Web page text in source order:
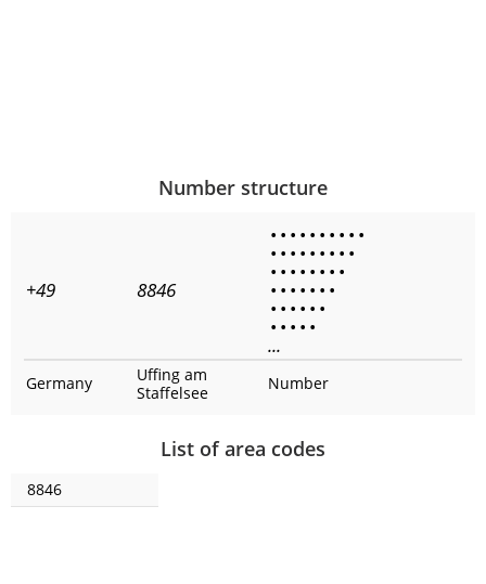
Number structure
+49 8846
• • • • • • • • • •
• • • • • • • • •
• • • • • • • •
• • • • • • •
• • • • • •
• • • • •
...
Germany
Uffing am
Staffelsee
Number
List of area codes
8846